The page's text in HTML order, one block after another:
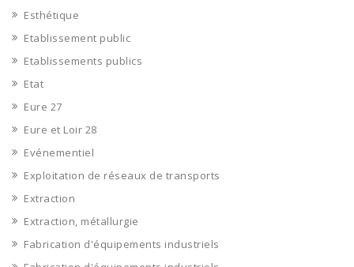
Esthétique
Etablissement public
Etablissements publics
Etat
Eure 27
Eure et Loir 28
Evénementiel
Exploitation de réseaux de transports
Extraction
Extraction, métallurgie
Fabrication d'équipements industriels